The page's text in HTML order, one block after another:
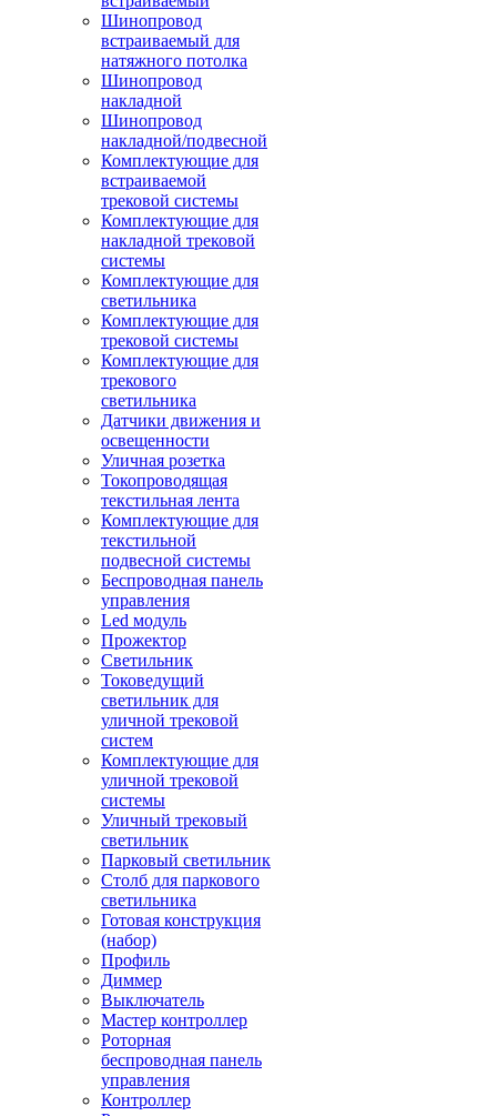
Шинопровод
встраиваемый для
натяжного потолка
Шинопровод
накладной
Шинопровод
накладной/подвесной
Комплектующие для
встраиваемой
трековой системы
Комплектующие для
накладной трековой
системы
Комплектующие для
светильника
Комплектующие для
трековой системы
Комплектующие для
трекового
светильника
Датчики движения и
освещенности
Уличная розетка
Токопроводящая
текстильная лента
Комплектующие для
текстильной
подвесной системы
Беспроводная панель
управления
Led модуль
Прожектор
Светильник
Токоведущий
светильник для
уличной трековой
систем
Комплектующие для
уличной трековой
системы
Уличный трековый
светильник
Парковый светильник
Столб для паркового
светильника
Готовая конструкция
(набор)
Профиль
Диммер
Выключатель
Мастер контроллер
Роторная
беспроводная панель
управления
Контроллер